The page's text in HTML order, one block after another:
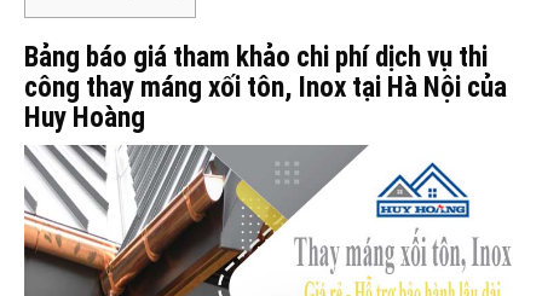
Bảng báo giá tham khảo chi phí dịch vụ thi
công thay máng xối tôn, Inox tại Hà Nội của
Huy Hoàng